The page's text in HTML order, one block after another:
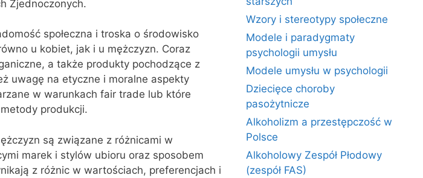
Zjednoczonych.
społeczna i troska o środowisko
u kobiet, jak i u mężczyzn. Coraz
a także produkty pochodzące z
uwagę na etyczne i moralne aspekty
w warunkach fair trade lub które
produkcji.
są związane z różnicami w
marek i stylów ubioru oraz sposobem
z różnic w wartościach, preferencjach i
Wzory i stereotypy społeczne
Modele i paradygmaty
psychologii umysłu
Modele umysłu w psychologii
Dziecięce choroby
pasożytnicze
Alkoholizm a przestępczość w
Polsce
Alkoholowy Zespół Płodowy
(zespół FAS)